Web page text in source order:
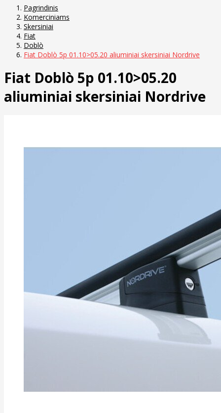
Pagrindinis
Komerciniams
Skersiniai
Fiat
Doblò
Fiat Doblò 5p 01.10>05.20 aliuminiai skersiniai Nordrive
Fiat Doblò 5p 01.10>05.20
aliuminiai skersiniai Nordrive